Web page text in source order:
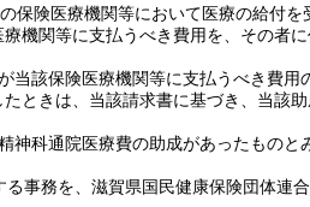
保険医療機関等において医療の給付
機関等に支払うべき費用を、その者
当該保険医療機関等に支払うべき費用
たときは、当該請求書に基づき、当該
科通院医療費の助成があったものと
事務を、滋賀県国民健康保険団体連